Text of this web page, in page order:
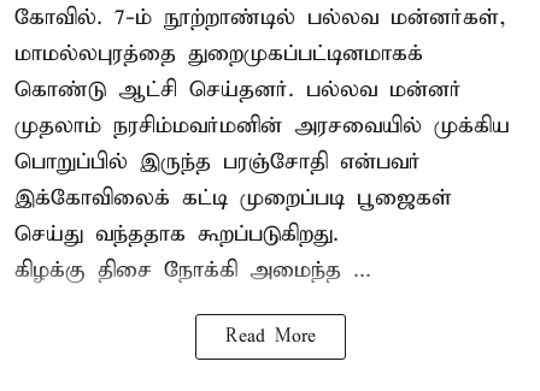
கோவில். 7-ம் நூற்றாண்டில் பல்லவ மன்னர்கள்,
மாமல்லபுரத்தை துறைமுகப்பட்டினமாகக்
கொண்டு ஆட்சி செய்தனர். பல்லவ மன்னர்
முதலாம் நரசிம்மவர்மனின் அரசவையில் முக்கிய
பொறுப்பில் இருந்த பரஞ்சோதி என்பவர்
இக்கோவிலைக் கட்டி முறைப்படி பூஜைகள்
செய்து வந்ததாக கூறப்படுகிறது.
கிழக்கு திசை நோக்கி அமைந்த ...
Read More